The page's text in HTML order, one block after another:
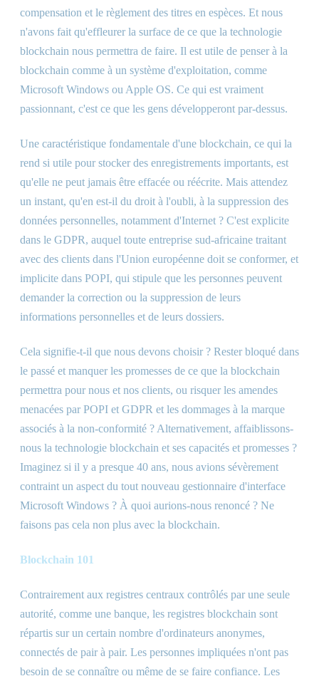
compensation et le règlement des titres en espèces. Et nous
n'avons fait qu'effleurer la surface de ce que la technologie
blockchain nous permettra de faire. Il est utile de penser à la
blockchain comme à un système d'exploitation, comme
Microsoft Windows ou Apple OS. Ce qui est vraiment
passionnant, c'est ce que les gens développeront par-dessus.
Une caractéristique fondamentale d'une blockchain, ce qui la
rend si utile pour stocker des enregistrements importants, est
qu'elle ne peut jamais être effacée ou réécrite. Mais attendez
un instant, qu'en est-il du droit à l'oubli, à la suppression des
données personnelles, notamment d'Internet ? C'est explicite
dans le GDPR, auquel toute entreprise sud-africaine traitant
avec des clients dans l'Union européenne doit se conformer, et
implicite dans POPI, qui stipule que les personnes peuvent
demander la correction ou la suppression de leurs
informations personnelles et de leurs dossiers.
Cela signifie-t-il que nous devons choisir ? Rester bloqué dans
le passé et manquer les promesses de ce que la blockchain
permettra pour nous et nos clients, ou risquer les amendes
menacées par POPI et GDPR et les dommages à la marque
associés à la non-conformité ? Alternativement, affaiblissons-
nous la technologie blockchain et ses capacités et promesses ?
Imaginez si il y a presque 40 ans, nous avions sévèrement
contraint un aspect du tout nouveau gestionnaire d'interface
Microsoft Windows ? À quoi aurions-nous renoncé ? Ne
faisons pas cela non plus avec la blockchain.
Blockchain 101
Contrairement aux registres centraux contrôlés par une seule
autorité, comme une banque, les registres blockchain sont
répartis sur un certain nombre d'ordinateurs anonymes,
connectés de pair à pair. Les personnes impliquées n'ont pas
besoin de se connaître ou même de se faire confiance. Les